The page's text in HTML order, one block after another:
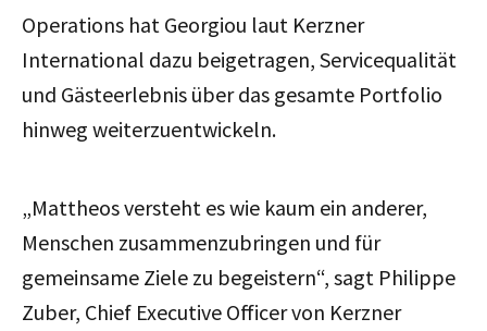
Operations hat Georgiou laut Kerzner
International dazu beigetragen, Servicequalität
und Gästeerlebnis über das gesamte Portfolio
hinweg weiterzuentwickeln.
„Mattheos versteht es wie kaum ein anderer,
Menschen zusammenzubringen und für
gemeinsame Ziele zu begeistern“, sagt Philippe
Zuber, Chief Executive Officer von Kerzner